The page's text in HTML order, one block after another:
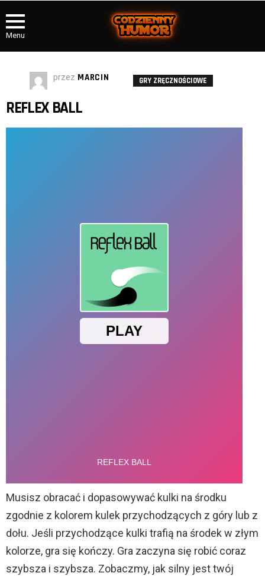
Menu
przez MARCIN GRY ZRĘCZNOŚCIOWE
REFLEX BALL
Musisz obracać i dopasowywać kulki na środku
zgodnie z kolorem kulek przychodzących z góry lub z
dołu. Jeśli przychodzące kulki trafią na środek w złym
kolorze, gra się kończy. Gra zaczyna się robić coraz
szybsza i szybsza. Zobaczmy, jak silny jest twój